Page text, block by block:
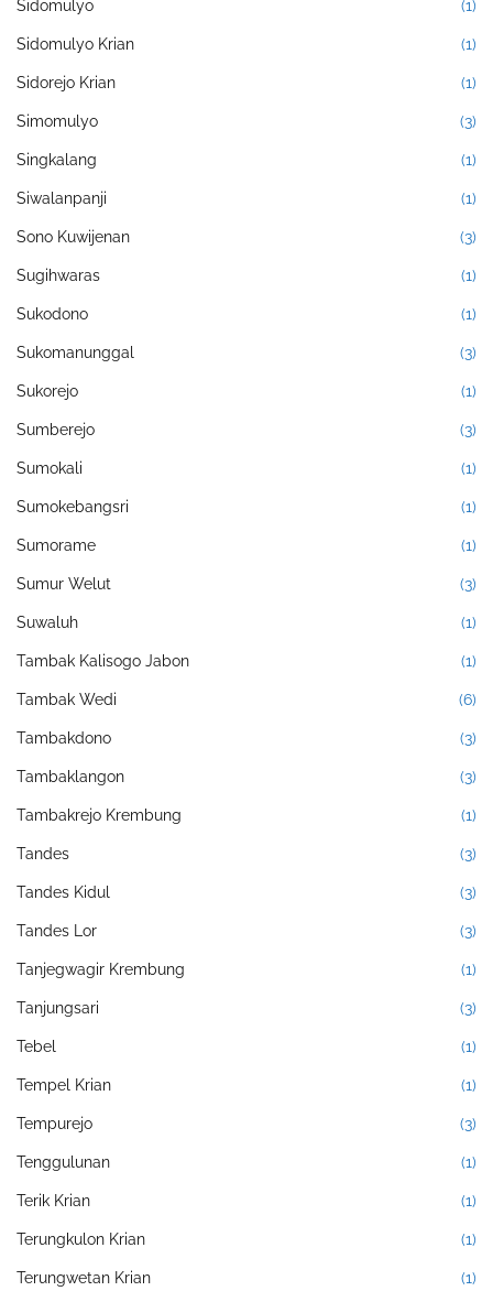
Sidomulyo (1)
Sidomulyo Krian (1)
Sidorejo Krian (1)
Simomulyo (3)
Singkalang (1)
Siwalanpanji (1)
Sono Kuwijenan (3)
Sugihwaras (1)
Sukodono (1)
Sukomanunggal (3)
Sukorejo (1)
Sumberejo (3)
Sumokali (1)
Sumokebangsri (1)
Sumorame (1)
Sumur Welut (3)
Suwaluh (1)
Tambak Kalisogo Jabon (1)
Tambak Wedi (6)
Tambakdono (3)
Tambaklangon (3)
Tambakrejo Krembung (1)
Tandes (3)
Tandes Kidul (3)
Tandes Lor (3)
Tanjegwagir Krembung (1)
Tanjungsari (3)
Tebel (1)
Tempel Krian (1)
Tempurejo (3)
Tenggulunan (1)
Terik Krian (1)
Terungkulon Krian (1)
Terungwetan Krian (1)